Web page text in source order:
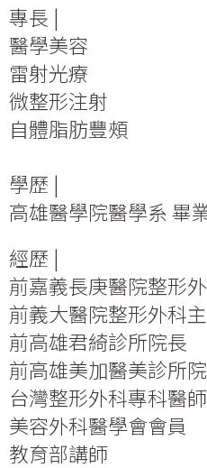
專長
醫學美容
雷射光療
微整形注射
自體脂肪豐頰
學歷
高雄醫學院醫學系 畢
經歷
前嘉義長庚醫院整形
前義大醫院整形外科
前高雄君綺診所院長
前高雄美加醫美診所
台灣整形外科專科醫師
美容外科醫學會會員
教育部講師